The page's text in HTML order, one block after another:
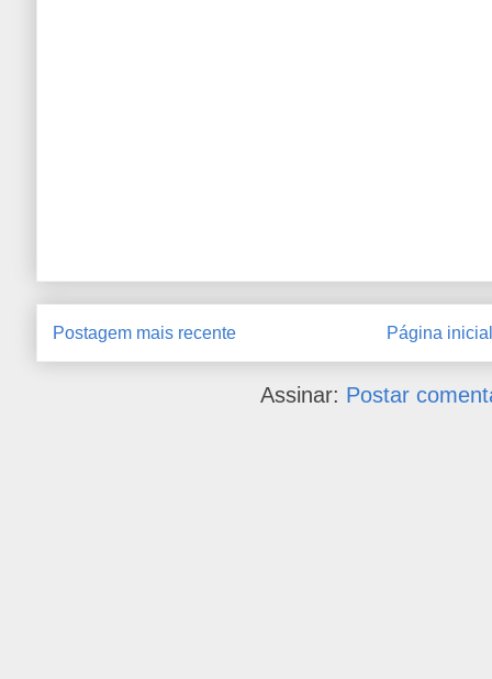
Postagem mais recente Página inicial
Assinar: Postar